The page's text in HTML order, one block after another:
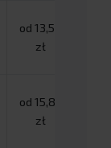
od 13,50
zł
od 15,80
zł